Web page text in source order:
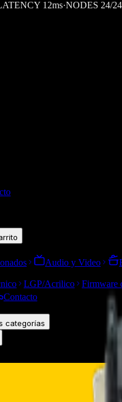
12ms·NODES 24/24
Audio y Video
LGP/Acrilico Firmware
Contacto
categorías